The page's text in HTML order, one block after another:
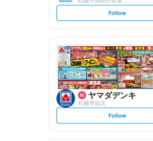
s
t
l
o
w
Follow
ヤマダデンキ
札幌琴似店
s
t
Follow